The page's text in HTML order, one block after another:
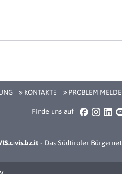
KONTAKTE PROBLEM
Finde uns auf Facebook
- Das Südtiroler